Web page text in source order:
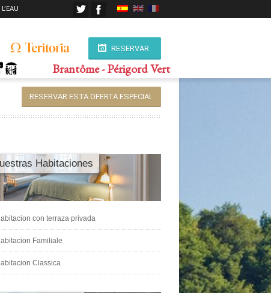
RESERVAR
Brantôme - Périgord Vert
RESERVAR ESTA OFERTA ESPECIAL
Habitaciones
con terraza privada
Familiale
Classica